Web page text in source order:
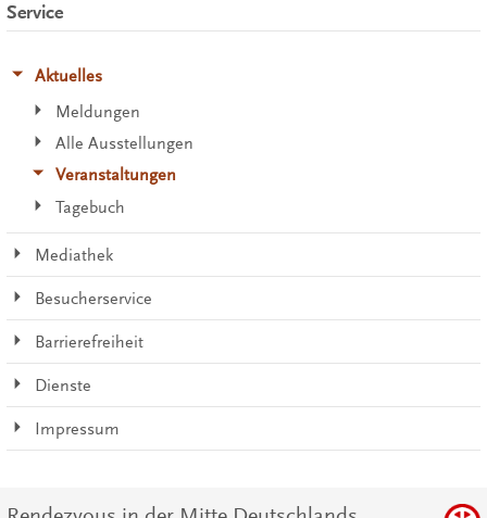
Service
Aktuelles
Meldungen
Alle Ausstellungen
Veranstaltungen
Tagebuch
Mediathek
Besucherservice
Barrierefreiheit
Dienste
Impressum